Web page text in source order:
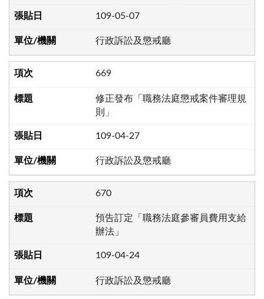
109-05-07
行政訴訟及懲戒廳
669
修正發布「職務法庭懲戒案件審理規
則」
109-04-27
行政訴訟及懲戒廳
670
預告訂定「職務法庭參審員費用支給
辦法」
109-04-24
行政訴訟及懲戒廳